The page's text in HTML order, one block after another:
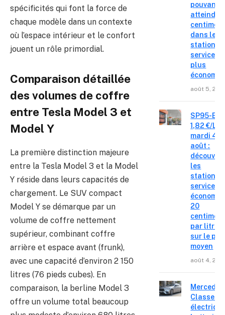
spécificités qui font la force de
chaque modèle dans un contexte
où l’espace intérieur et le confort
jouent un rôle primordial.
Comparaison détaillée
des volumes de coffre
entre Tesla Model 3 et
Model Y
La première distinction majeure
entre la Tesla Model 3 et la Model
Y réside dans leurs capacités de
chargement. Le SUV compact
Model Y se démarque par un
volume de coffre nettement
supérieur, combinant coffre
arrière et espace avant (frunk),
avec une capacité d’environ 2 150
litres (76 pieds cubes). En
comparaison, la berline Model 3
offre un volume total beaucoup
pouvant
atteindre
centimes
dans les
stations-
service
plus
août 5,
SP95-E10
1,82 €/L
mardi 4
août :
les
stations-
service où
20
centimes
par litre
sur le prix
moyen
août 4,
Mercedes
Classe C